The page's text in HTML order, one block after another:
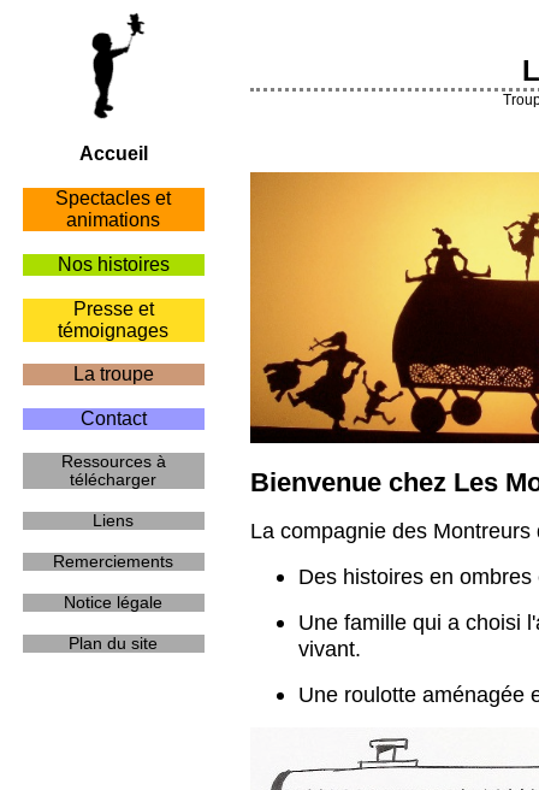
Bienvenue chez Les
La compagnie des
Des histoiresen ombres
Une famillequi a choisi
vivant.
Une roulotteaménagée
Accueil
Spectacles et
animations
Nos histoires
Presse et
témoignages
La troupe
Contact
Ressources à
télécharger
Liens
Remerciements
Notice légale
Plan du site